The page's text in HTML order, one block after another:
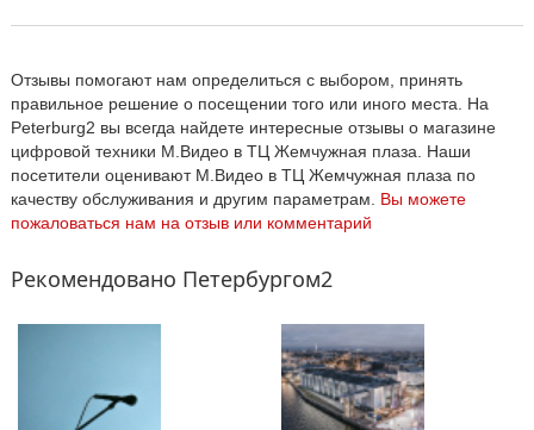
Отзывы помогают нам определиться с выбором, принять
правильное решение о посещении того или иного места. На
Peterburg2 вы всегда найдете интересные отзывы о магазине
цифровой техники М.Видео в ТЦ Жемчужная плаза. Наши
посетители оценивают М.Видео в ТЦ Жемчужная плаза по
качеству обслуживания и другим параметрам. Вы можете
пожаловаться нам на отзыв или комментарий
Рекомендовано Петербургом2